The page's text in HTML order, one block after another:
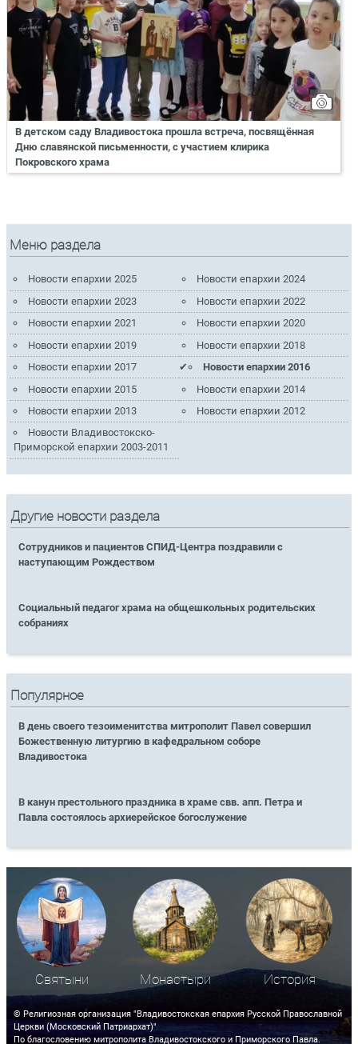
В детском саду Владивостока прошла встреча, посвящённая
Дню славянской письменности, с участием клирика
Покровского храма
Меню раздела
Новости епархии 2025
Новости епархии 2024
Новости епархии 2023
Новости епархии 2022
Новости епархии 2021
Новости епархии 2020
Новости епархии 2019
Новости епархии 2018
Новости епархии 2017
Новости епархии 2016
Новости епархии 2015
Новости епархии 2014
Новости епархии 2013
Новости епархии 2012
Новости Владивостокско-
Приморской епархии 2003-2011
Другие новости раздела
Сотрудников и пациентов СПИД-Центра поздравили с
наступающим Рождеством
Социальный педагог храма на общешкольных родительских
собраниях
Популярное
В день своего тезоименитства митрополит Павел совершил
Божественную литургию в кафедральном соборе
Владивостока
В канун престольного праздника в храме свв. апп. Петра и
Павла состоялось архиерейское богослужение
Святыни Монастыри История
© Религиозная организация "Владивостокская епархия Русской Православной
Церкви (Московский Патриархат)"
По благословению митрополита Владивостокского и Приморского Павла.